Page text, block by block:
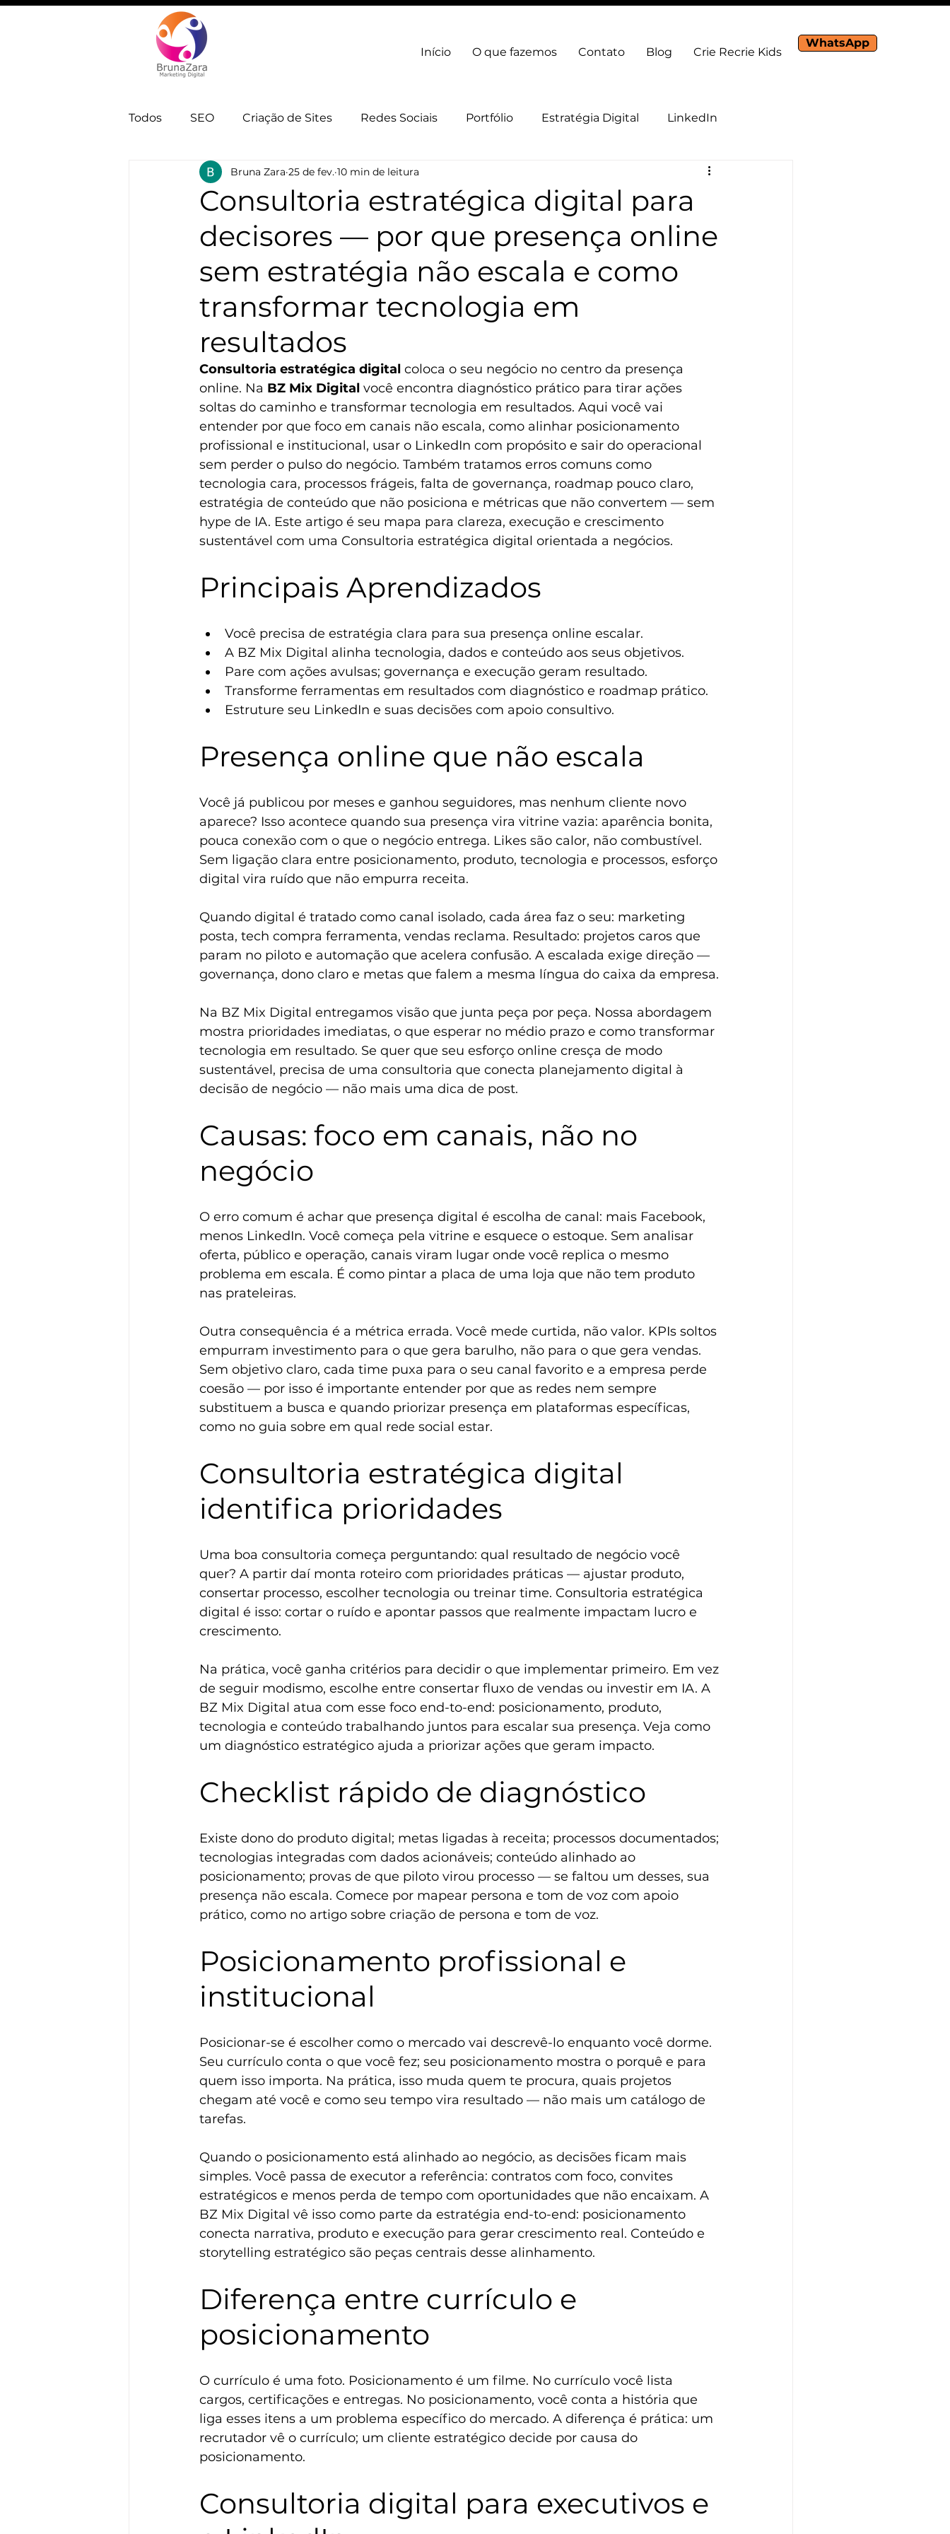
Início O que fazemos Contato Blog Crie Recrie Kids
WhatsApp
Todos SEO Criação de Sites Redes Sociais Portfólio Estratégia Digital LinkedIn
Automação e IA Estrategia Digital Marca
Consultoria estratégica digital para
decisores — por que presença online
sem estratégia não escala e como
transformar tecnologia em
resultados
Bruna Zara 25 de fev. 10 min de leitura
Consultoria estratégica digital coloca o seu negócio no centro da presença
online. Na BZ Mix Digital você encontra diagnóstico prático para tirar ações
soltas do caminho e transformar tecnologia em resultados. Aqui você vai
entender por que foco em canais não escala, como alinhar posicionamento
profissional e institucional, usar o LinkedIn com propósito e sair do operacional
sem perder o pulso do negócio. Também tratamos erros comuns como
tecnologia cara, processos frágeis, falta de governança, roadmap pouco claro,
estratégia de conteúdo que não posiciona e métricas que não convertem — sem
hype de IA. Este artigo é seu mapa para clareza, execução e crescimento
sustentável com uma Consultoria estratégica digital orientada a negócios.
Principais Aprendizados
Você precisa de estratégia clara para sua presença online escalar.
A BZ Mix Digital alinha tecnologia, dados e conteúdo aos seus objetivos.
Pare com ações avulsas; governança e execução geram resultado.
Transforme ferramentas em resultados com diagnóstico e roadmap prático.
Estruture seu LinkedIn e suas decisões com apoio consultivo.
Presença online que não escala
Você já publicou por meses e ganhou seguidores, mas nenhum cliente novo
aparece? Isso acontece quando sua presença vira vitrine vazia: aparência bonita,
pouca conexão com o que o negócio entrega. Likes são calor, não combustível.
Sem ligação clara entre posicionamento, produto, tecnologia e processos, esforço
digital vira ruído que não empurra receita.
Quando digital é tratado como canal isolado, cada área faz o seu: marketing
posta, tech compra ferramenta, vendas reclama. Resultado: projetos caros que
param no piloto e automação que acelera confusão. A escalada exige direção —
governança, dono claro e metas que falem a mesma língua do caixa da empresa.
Na BZ Mix Digital entregamos visão que junta peça por peça. Nossa abordagem
mostra prioridades imediatas, o que esperar no médio prazo e como transformar
tecnologia em resultado. Se quer que seu esforço online cresça de modo
sustentável, precisa de uma consultoria que conecta planejamento digital à
decisão de negócio — não mais uma dica de post.
Causas: foco em canais, não no
negócio
O erro comum é achar que presença digital é escolha de canal: mais Facebook,
menos LinkedIn. Você começa pela vitrine e esquece o estoque. Sem analisar
oferta, público e operação, canais viram lugar onde você replica o mesmo
problema em escala. É como pintar a placa de uma loja que não tem produto
nas prateleiras.
Outra consequência é a métrica errada. Você mede curtida, não valor. KPIs soltos
empurram investimento para o que gera barulho, não para o que gera vendas.
Sem objetivo claro, cada time puxa para o seu canal favorito e a empresa perde
coesão — por isso é importante entender por que as redes nem sempre
substituem a busca e quando priorizar presença em plataformas específicas,
como no guia sobre em qual rede social estar.
Consultoria estratégica digital
identifica prioridades
Uma boa consultoria começa perguntando: qual resultado de negócio você
quer? A partir daí monta roteiro com prioridades práticas — ajustar produto,
consertar processo, escolher tecnologia ou treinar time. Consultoria estratégica
digital é isso: cortar o ruído e apontar passos que realmente impactam lucro e
crescimento.
Na prática, você ganha critérios para decidir o que implementar primeiro. Em vez
de seguir modismo, escolhe entre consertar fluxo de vendas ou investir em IA. A
BZ Mix Digital atua com esse foco end-to-end: posicionamento, produto,
tecnologia e conteúdo trabalhando juntos para escalar sua presença. Veja como
um diagnóstico estratégico ajuda a priorizar ações que geram impacto.
Checklist rápido de diagnóstico
Existe dono do produto digital; metas ligadas à receita; processos documentados;
tecnologias integradas com dados acionáveis; conteúdo alinhado ao
posicionamento; provas de que piloto virou processo — se faltou um desses, sua
presença não escala. Comece por mapear persona e tom de voz com apoio
prático, como no artigo sobre criação de persona e tom de voz.
Posicionamento profissional e
institucional
Posicionar-se é escolher como o mercado vai descrevê-lo enquanto você dorme.
Seu currículo conta o que você fez; seu posicionamento mostra o porquê e para
quem isso importa. Na prática, isso muda quem te procura, quais projetos
chegam até você e como seu tempo vira resultado — não mais um catálogo de
tarefas.
Quando o posicionamento está alinhado ao negócio, as decisões ficam mais
simples. Você passa de executor a referência: contratos com foco, convites
estratégicos e menos perda de tempo com oportunidades que não encaixam. A
BZ Mix Digital vê isso como parte da estratégia end-to-end: posicionamento
conecta narrativa, produto e execução para gerar crescimento real. Conteúdo e
storytelling estratégico são peças centrais desse alinhamento.
Diferença entre currículo e
posicionamento
O currículo é uma foto. Posicionamento é um filme. No currículo você lista
cargos, certificações e entregas. No posicionamento, você conta a história que
liga esses itens a um problema específico do mercado. A diferença é prática: um
recrutador vê o currículo; um cliente estratégico decide por causa do
posicionamento.
Consultoria digital para executivos e